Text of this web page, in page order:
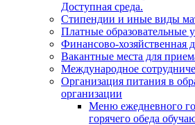
Доступная среда.
Стипендии и иные виды
Платные образовательные
Финансово-хозяйственная
Вакантные места для
Международное
Организация питания в
организации
Меню ежедневного
горячего обеда